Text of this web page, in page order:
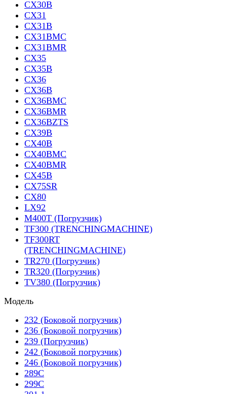
CX30B
CX31
CX31B
CX31BMC
CX31BMR
CX35
CX35B
CX36
CX36B
CX36BMC
CX36BMR
CX36BZTS
CX39B
CX40B
CX40BMC
CX40BMR
CX45B
CX75SR
CX80
LX92
M400T (Погрузчик)
TF300 (TRENCHINGMACHINE)
TF300RT
(TRENCHINGMACHINE)
TR270 (Погрузчик)
TR320 (Погрузчик)
TV380 (Погрузчик)
Модель
232 (Боковой погрузчик)
236 (Боковой погрузчик)
239 (Погрузчик)
242 (Боковой погрузчик)
246 (Боковой погрузчик)
289C
299C